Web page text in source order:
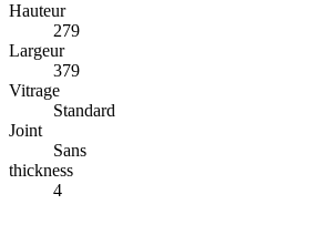
Hauteur
279
Largeur
379
Vitrage
Standard
Joint
Sans
thickness
4